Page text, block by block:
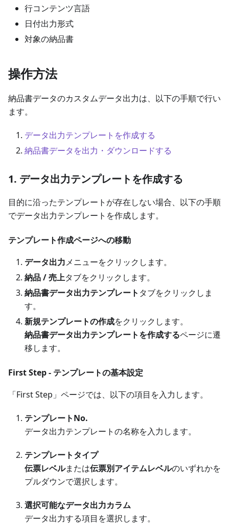
行コンテンツ言語
日付出力形式
対象の納品書
操作方法
納品書データのカスタムデータ出力は、以下の手順で行い
ます。
データ出力テンプレートを作成する
納品書データを出力・ダウンロードする
1. データ出力テンプレートを作成する
目的に沿ったテンプレートが存在しない場合、以下の手順
でデータ出力テンプレートを作成します。
テンプレート作成ページへの移動
データ出力メニューをクリックします。
納品 / 売上タブをクリックします。
納品書データ出力テンプレート タブをクリックしま
す。
新規テンプレートの作成をクリックします。
納品書データ出力テンプレートを作成するページに遷
移します。
First Step - テンプレートの基本設定
「First Step」ページでは、以下の項目を入力します。
テンプレートNo.
データ出力テンプレートの名称を入力します。
テンプレートタイプ
伝票レベルまたは伝票別アイテムレベルのいずれかを
プルダウンで選択します。
選択可能なデータ出力カラム
データ出力する項目を選択します。